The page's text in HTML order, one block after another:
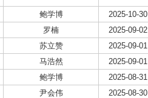
鲍学博
2025-10-30
罗楠
2025-09-02
苏立赞
2025-09-01
马浩然
2025-09-01
鲍学博
2025-08-31
尹会伟
2025-08-30